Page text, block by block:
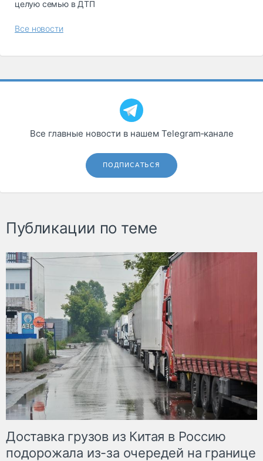
целую семью в ДТП
Все новости
Все главные новости в нашем Telegram‑канале
ПОДПИСАТЬСЯ
Публикации по теме
Доставка грузов из Китая в Россию
подорожала из-за очередей на границе